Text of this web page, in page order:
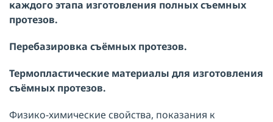
каждого этапа изготовления полных съемных
протезов.
Перебазировка съёмных протезов.
Термопластические материалы для изготовления
съёмных протезов.
Физико-химические свойства, показания к